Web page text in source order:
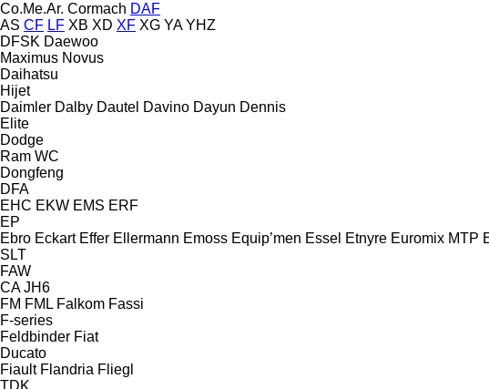
Co.Me.Ar. Cormach DAF
AS CF LF XB XD XF XG YA YHZ
DFSK Daewoo
Maximus Novus
Daihatsu
Hijet
Daimler Dalby Dautel Davino Dayun Dennis
Elite
Dodge
Ram WC
Dongfeng
DFA
EHC EKW EMS ERF
EP
Ebro Eckart Effer Ellermann Emoss Equip’men Essel Etnyre Euromix MTP
SLT
FAW
CA JH6
FM FML Falkom Fassi
F-series
Feldbinder Fiat
Ducato
Fiault Flandria Fliegl
TDK